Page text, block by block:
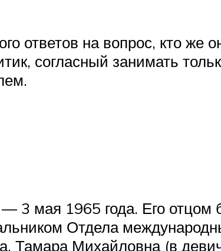
ответов на вопрос, кто же
согласный занимать
3 мая 1965 года. Его отцом
Отдела
Тамара Михайловна (в